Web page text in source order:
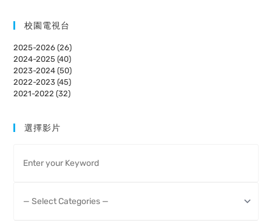
校園電視台
2025-2026 (26)
2024-2025 (40)
2023-2024 (50)
2022-2023 (45)
2021-2022 (32)
選擇影片